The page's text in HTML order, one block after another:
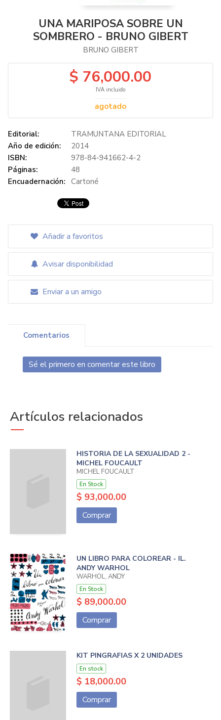
UNA MARIPOSA SOBRE UN
SOMBRERO - BRUNO GIBERT
BRUNO GIBERT
$ 76,000.00
IVA incluido
agotado
Editorial:
TRAMUNTANA EDITORIAL
Año de edición:
2014
ISBN:
978-84-941662-4-2
Páginas:
48
Encuadernación: Cartoné
Añadir a favoritos
Avisar disponibilidad
Enviar a un amigo
Comentarios
Sé el primero en comentar este libro
Artículos relacionados
HISTORIA DE LA SEXUALIDAD 2 -
MICHEL FOUCAULT
MICHEL FOUCAULT
En Stock
$ 93,000.00
Comprar
UN LIBRO PARA COLOREAR - IL.
ANDY WARHOL
WARHOL, ANDY
En Stock
$ 89,000.00
Comprar
KIT PINGRAFIAS X 2 UNIDADES
En stock
$ 18,000.00
Comprar